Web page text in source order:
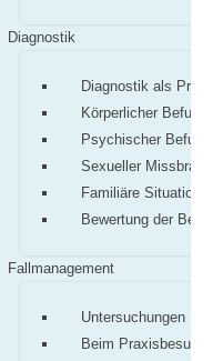
Diagnostik
Diagnostik als
Körperlicher Befund
Psychischer Befund
Sexueller
Familiäre Situation
Bewertung der
Fallmanagement
Untersuchungen
Beim Praxisbesuch